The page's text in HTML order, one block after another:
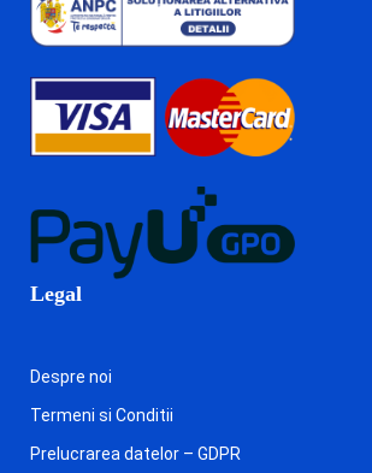
Legal
Despre noi
Termeni si Conditii
Prelucrarea datelor – GDPR